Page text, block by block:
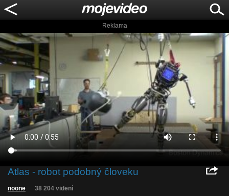
Reklama
Atlas - robot podobný človeku
noone 38 204 videní